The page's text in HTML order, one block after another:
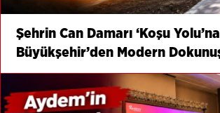
Şehrin Can Damarı ‘Koşu Yolu’na
Büyükşehir’den Modern